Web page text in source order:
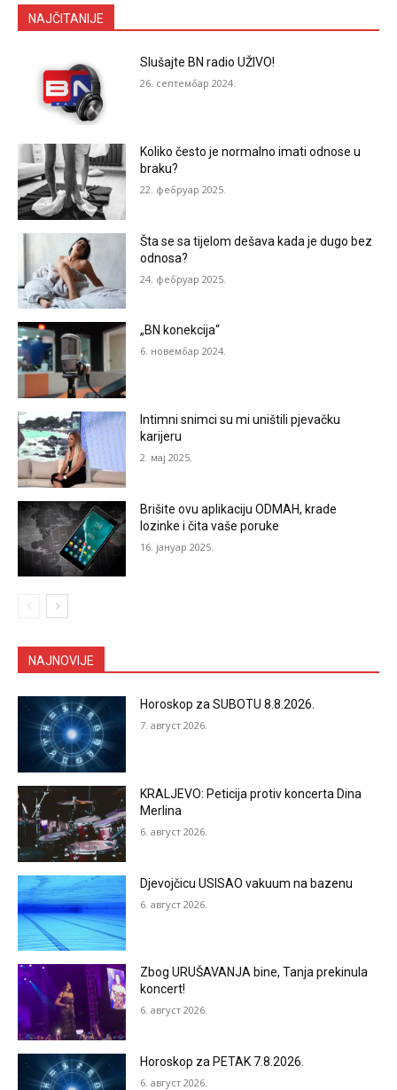
NAJČITANIJE
Slušajte BN radio UŽIVO!
26. септембар 2024.
Koliko često je normalno imati odnose u
braku?
22. фебруар 2025.
Šta se sa tijelom dešava kada je dugo bez
odnosa?
24. фебруар 2025.
„BN konekcija“
6. новембар 2024.
Intimni snimci su mi uništili pjevačku
karijeru
2. мај 2025.
Brišite ovu aplikaciju ODMAH, krade
lozinke i čita vaše poruke
16. јануар 2025.
NAJNOVIJE
Horoskop za SUBOTU 8.8.2026.
7. август 2026.
KRALJEVO: Peticija protiv koncerta Dina
Merlina
6. август 2026.
Djevojčicu USISAO vakuum na bazenu
6. август 2026.
Zbog URUŠAVANJA bine, Tanja prekinula
koncert!
6. август 2026.
Horoskop za PETAK 7.8.2026.
6. август 2026.